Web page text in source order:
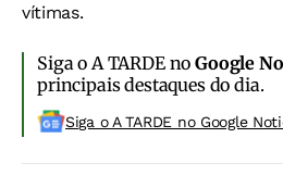
vítimas.
Siga o A TARDE noGoogle
principais destaques do dia.
Siga o A TARDE no Google